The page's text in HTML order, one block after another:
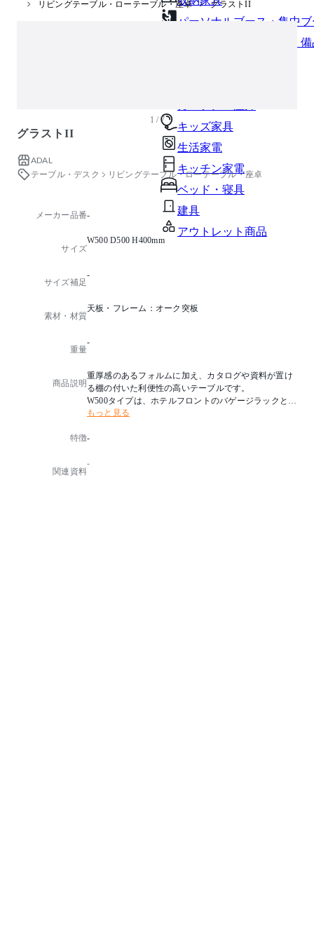
パーソナルブース・集中
オフィスアクセサリー・
キッズ家具
生活家電
キッチン家電
ベッド・寝具
建具
アウトレット商品
リビングテーブル・ローテーブル・座卓 グラストII
1 / 7
グラストII
ADAL
テーブル・デスク
リビングテーブル・ローテーブル・座卓
メーカー品番-
サイズ
W500 D500 H400mm
サイズ補足
-
素材・材質
天板・フレーム：オーク突板
重量
-
商品説明
重厚感のあるフォルムに加え、カタログや資料が置け
る棚の付いた利便性の高いテーブルです。
W500タイプは、ホテルフロントのバゲージラックとし
ても利用できます。
もっと見る
特徴-
関連資料
-